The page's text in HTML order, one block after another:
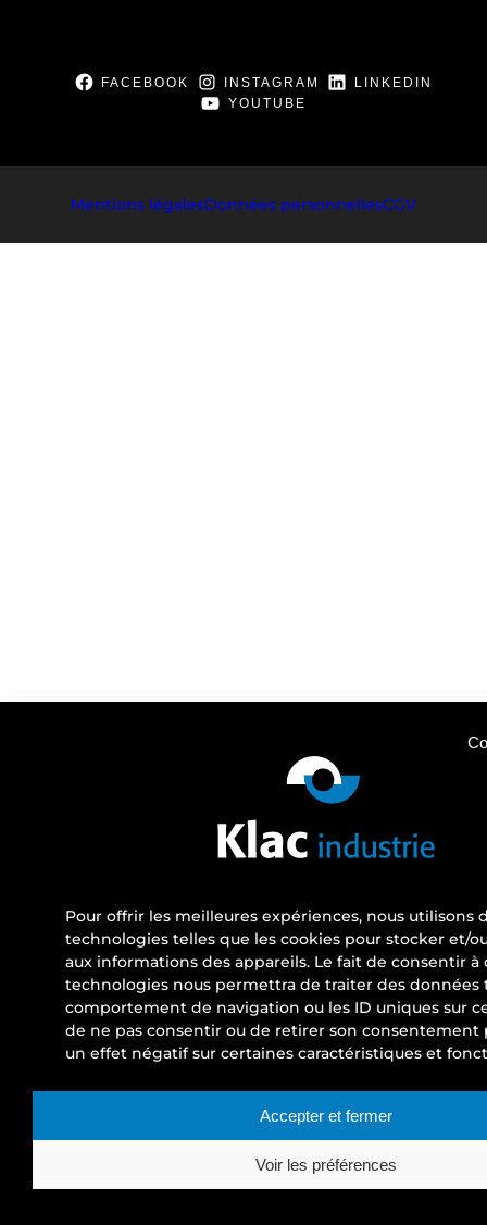
Pour offrir les meilleures expériences, nous utilisons
technologies telles que les cookies pour stocker et/
aux informations des appareils. Le fait de consentir à
technologies nous permettra de traiter des données
comportement de navigation ou les ID uniques sur
de ne pas consentir ou de retirer son consentement
un effet négatif sur certaines caractéristiques et
Accepter et fermer
Voir les préférences
FACEBOOK INSTAGRAM
LINKEDIN
YOUTUBE
Mentions légalesDonnées personnellesCGV